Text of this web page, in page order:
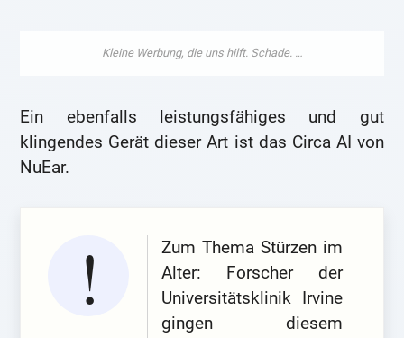
Ein ebenfalls leistungsfähiges und gut
klingendes Gerät dieser Art ist das Circa AI von
NuEar.
Zum Thema Stürzen im
Alter: Forscher der
Universitätsklinik Irvine
gingen diesem